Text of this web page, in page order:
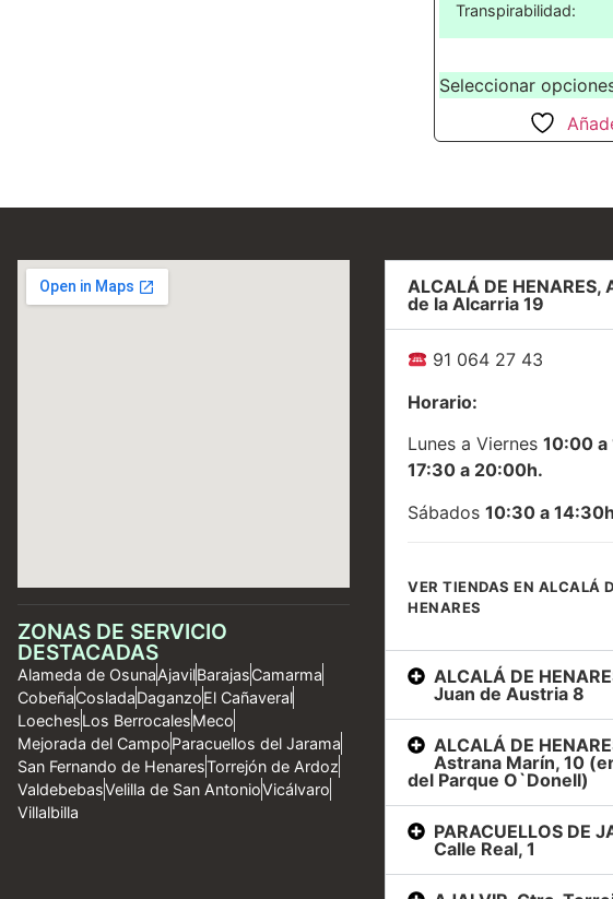
Transpirabilidad:
Seleccionar
ZONAS DE SERVICIO
DESTACADAS
Alameda de OsunaAjavilBarajasCamarma
CobeñaCosladaDaganzoEl Cañaveral
LoechesLos BerrocalesMeco
Mejorada del CampoParacuellos del Jarama
San Fernando de HenaresTorrejón de Ardoz
ValdebebasVelilla de San AntonioVicálvaro
Villalbilla
ALCALÁ DE HENARES,
de la Alcarria 19
91 064 27 43
Horario:
Lunes a Viernes 10:00 a
17:30 a 20:00h.
Sábados 10:30 a
VER TIENDAS EN ALCALÁ
HENARES
ALCALÁ DE
Juan de Austria 8
ALCALÁ DE
Astrana Marín, 10
del Parque O`Donell)
PARACUELLOS DE
Calle Real, 1